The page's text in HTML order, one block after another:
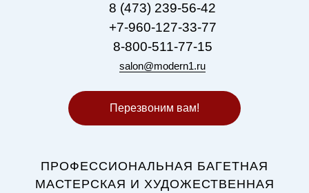
8 (473) 239-56-42
+7-960-127-33-77
8-800-511-77-15
salon@modern1.ru
Перезвоним вам!
ПРОФЕССИОНАЛЬНАЯ БАГЕТНАЯ
МАСТЕРСКАЯ И ХУДОЖЕСТВЕННАЯ